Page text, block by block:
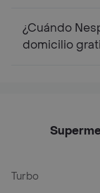
¿Cuándo
domicilio
Turbo